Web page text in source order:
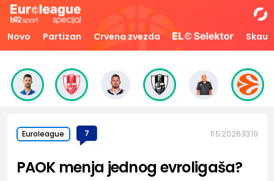
Novo Partizan Crvena zvezda Skaut
Euroleague 7 11.5.2026. 13:19
PAOK menja jednog evroligaša?